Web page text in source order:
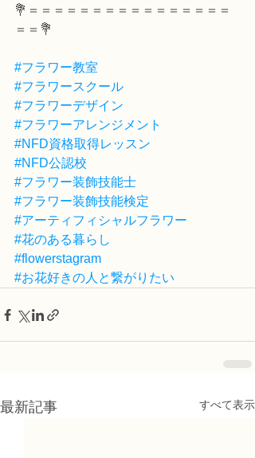
💐＝＝＝＝＝＝＝＝＝＝＝＝＝＝＝＝
＝＝💐
#フラワー教室
#フラワースクール
#フラワーデザイン
#フラワーアレンジメント
#NFD資格取得レッスン
#NFD公認校
#フラワー装飾技能士
#フラワー装飾技能検定
#アーティフィシャルフラワー
#花のある暮らし
#flowerstagram
#お花好きの人と繋がりたい
最新記事 すべて表示